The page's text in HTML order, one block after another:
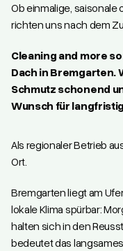
Ob einmalige,
richten uns nach dem
Cleaning and more
Dach in Bremgarten.
Schmutz schonend
Wunsch für
Als regionaler Betrieb
Ort.
Bremgarten liegt am
lokale Klima spürbar:
halten sich in den
bedeutet das